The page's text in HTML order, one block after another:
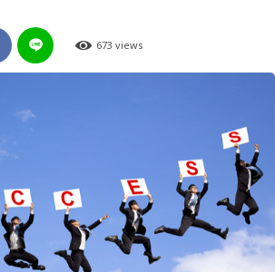
673 views